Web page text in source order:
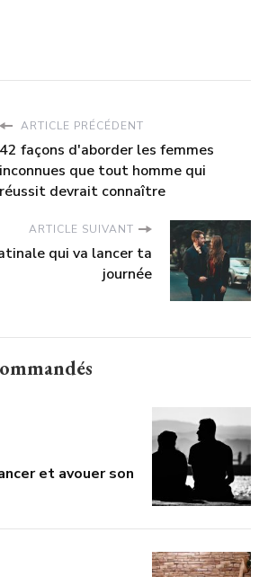
ARTICLE PRÉCÉDENT
42 façons d'aborder les femmes
inconnues que tout homme qui
réussit devrait connaître
ARTICLE SUIVANT
qui va lancer ta
journée
et avouer son